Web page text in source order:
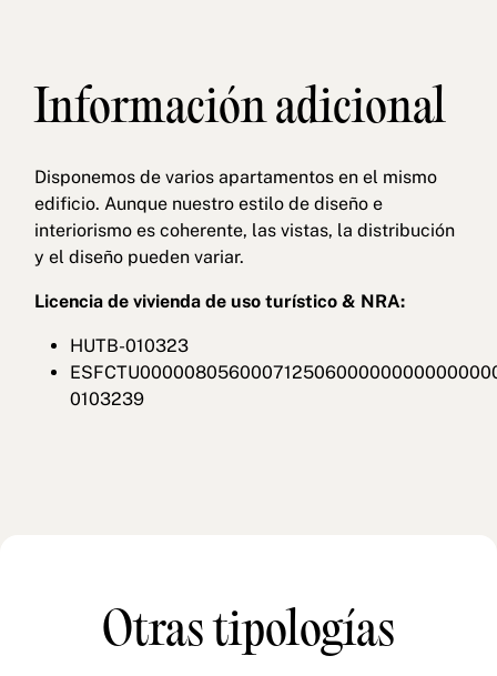
Información adicional
Disponemos de varios apartamentos en el mismo
edificio. Aunque nuestro estilo de diseño e
interiorismo es coherente, las vistas, la distribución
y el diseño pueden variar.
Licencia de vivienda de uso turístico & NRA:
HUTB-010323
0103239
Otras tipologías